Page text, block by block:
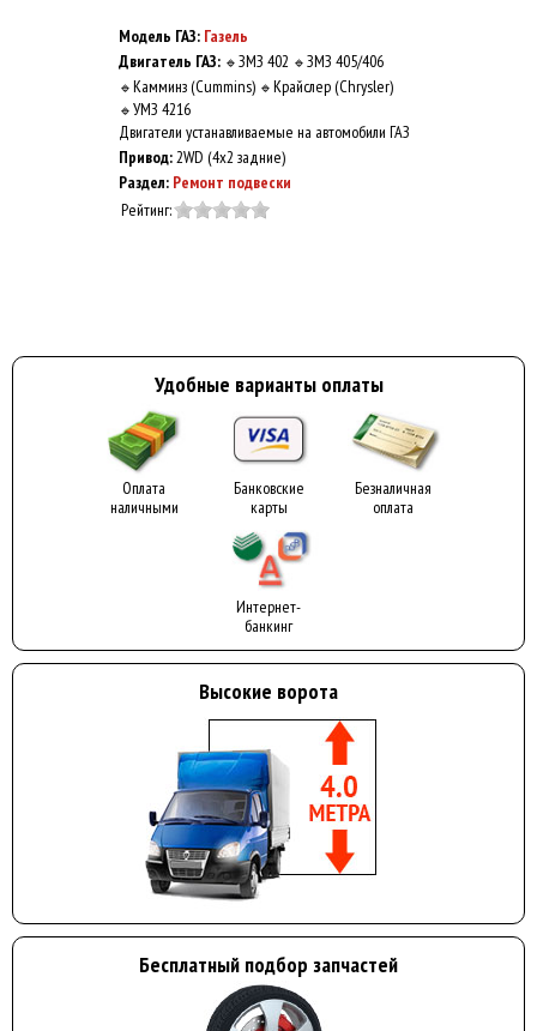
Модель ГАЗ: Газель
Двигатель ГАЗ: 🔹 ЗМЗ 402 🔹 ЗМЗ 405/406
🔹 Камминз (Cummins) 🔹 Крайслер (Chrysler)
🔹 УМЗ 4216
Двигатели устанавливаемые на автомобили ГАЗ
Привод:2WD (4x2 задние)
Раздел: Ремонт подвески
Рейтинг:
Удобные варианты оплаты
Оплата
наличными
Банковские
карты
Безналичная
оплата
Интернет-
банкинг
Высокие ворота
Бесплатный подбор запчастей